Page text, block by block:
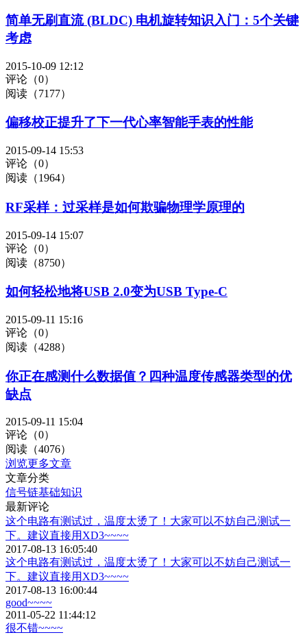
简单无刷直流 (BLDC) 电机旋转知识入门：5个关键
考虑
2015-10-09 12:12
评论（0）
阅读（7177）
偏移校正提升了下一代心率智能手表的性能
2015-09-14 15:53
评论（0）
阅读（1964）
RF采样：过采样是如何欺骗物理学原理的
2015-09-14 15:07
评论（0）
阅读（8750）
如何轻松地将USB 2.0变为USB Type-C
2015-09-11 15:16
评论（0）
阅读（4288）
你正在感测什么数据值？四种温度传感器类型的优
缺点
2015-09-11 15:04
评论（0）
阅读（4076）
浏览更多文章
文章分类
信号链基础知识
最新评论
这个电路有测试过，温度太烫了！大家可以不妨自己测试一
下。建议直接用XD3~~~~
2017-08-13 16:05:40
这个电路有测试过，温度太烫了！大家可以不妨自己测试一
下。建议直接用XD3~~~~
2017-08-13 16:00:44
good~~~~
2011-05-22 11:44:12
很不错~~~~